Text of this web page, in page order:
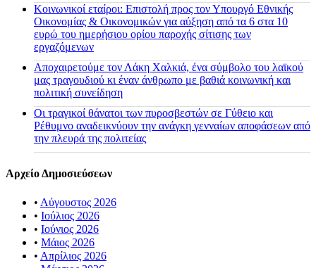
Κοινωνικοί εταίροι: Επιστολή προς τον Υπουργό Εθνικής
Οικονομίας & Οικονομικών για αύξηση από τα 6 στα 10
ευρώ του ημερήσιου ορίου παροχής σίτισης των
εργαζόμενων
Αποχαιρετούμε τον Λάκη Χαλκιά, ένα σύμβολο του λαϊκού
μας τραγουδιού κι έναν άνθρωπο με βαθιά κοινωνική και
πολιτική συνείδηση
Οι τραγικοί θάνατοι των πυροσβεστών σε Γύθειο και
Ρέθυμνο αναδεικνύουν την ανάγκη γενναίων αποφάσεων από
την πλευρά της πολιτείας
Αρχείο Δημοσιεύσεων
• Αύγουστος 2026
• Ιούλιος 2026
• Ιούνιος 2026
• Μάιος 2026
• Απρίλιος 2026